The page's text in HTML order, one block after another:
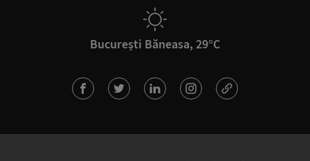
București Băneasa, 29°C